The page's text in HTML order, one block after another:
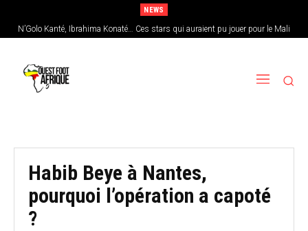
NEWS
N’Golo Kanté, Ibrahima Konaté… Ces stars qui auraient pu jouer pour le Mali
Sénégal : Patrick Vieira en pole position pour remplacer Pape Thiaw
Habib Beye à Nantes,
pourquoi l’opération a capoté
?